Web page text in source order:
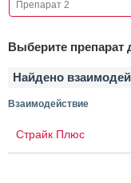
Выберите препарат
Найдено
Взаимодействие
Страйк Плюс